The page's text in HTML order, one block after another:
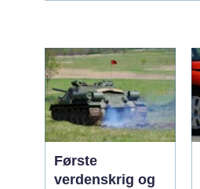
Første
verdenskrig og